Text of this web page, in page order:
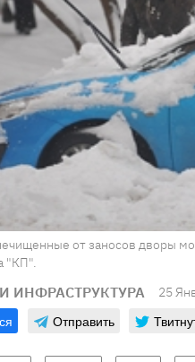
от заносов дворы
"КП".
ИНФРАСТРУКТУРА 25
Отправить